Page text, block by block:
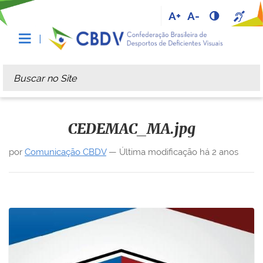
A+ A-
Busca
Busca Avançada…
CEDEMAC_MA.jpg
por Comunicação CBDV— Última modificação há 2 anos